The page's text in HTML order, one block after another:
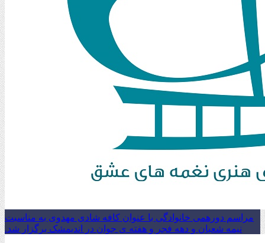
مراسم دورهمی خانوادگی با عنوان کافه شادی مهدوی به مناسبت
نیمه شعبان و دهه فجر و هفته ی جوان در اندیمشک برگزار شد.